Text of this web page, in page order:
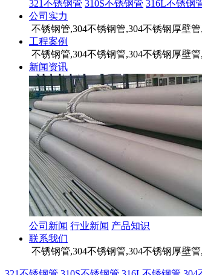
321不锈钢管 310S不锈钢管 316L不锈钢
公司实力
不锈钢管,304不锈钢管,304不锈钢厚壁
工程案例
不锈钢管,304不锈钢管,304不锈钢厚壁
新闻资讯
公司新闻 行业新闻 产品知识
联系我们
不锈钢管,304不锈钢管,304不锈钢厚壁